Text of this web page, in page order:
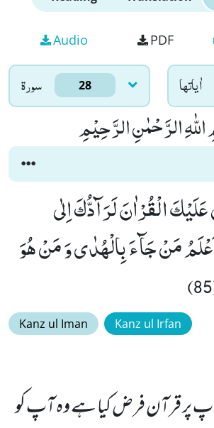
Audio PDF
سورۃ 28 اٰياتها
الرَّحْمٰنِ الرَّحِیْمِ
الْقُرْاٰنَ لَرَآدُّكَ اِلٰى
مَنْ جَآءَ بِالْهُدٰى وَ مَنْ هُوَ
Kanz ul Iman Kanz ul Irfan
قرآن فرض کیا ہے وہ آپ کو